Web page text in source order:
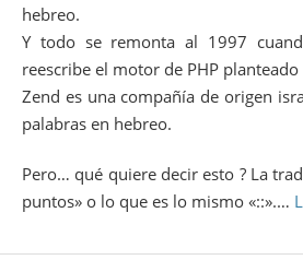
hebreo.
Y todo se remonta al 1997
reescribe el motor de PHP
Zend es una compañía de origen
palabras en hebreo.
Pero… qué quiere decir esto ? La
puntos» o lo que es lo mismo «::».…